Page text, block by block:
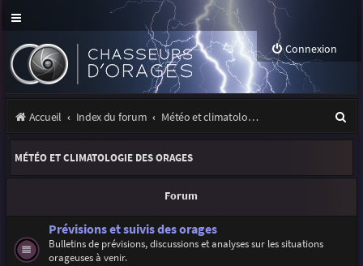
Connexion
Accueil Index du forum Météo et climatologie des orages
e
e
MÉTÉO ET CLIMATOLOGIE DES ORAGES
Forum
Prévisions et suivis des orages
Bulletins de prévisions, discussions et analyses sur les situations
orageuses à venir.